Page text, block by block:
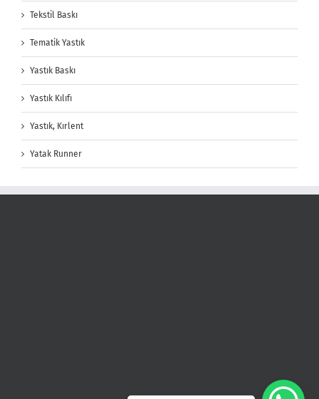
Tekstil Baskı
Tematik Yastık
Yastık Baskı
Yastık Kılıfı
Yastık, Kırlent
Yatak Runner